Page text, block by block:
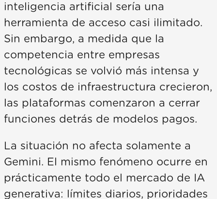
inteligencia artificial sería una
herramienta de acceso casi ilimitado.
Sin embargo, a medida que la
competencia entre empresas
tecnológicas se volvió más intensa y
los costos de infraestructura crecieron,
las plataformas comenzaron a cerrar
funciones detrás de modelos pagos.
La situación no afecta solamente a
Gemini. El mismo fenómeno ocurre en
prácticamente todo el mercado de IA
generativa: límites diarios, prioridades